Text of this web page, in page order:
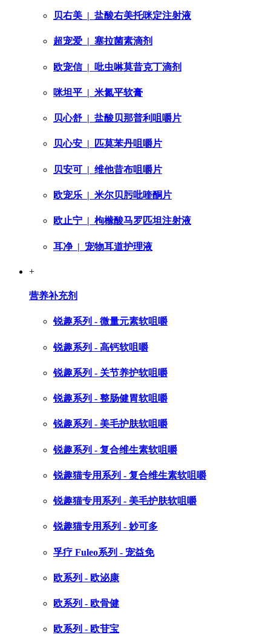
贝右美 | 盐酸右美托咪定注射液
超宠爱 | 塞拉菌素滴剂
欧宠信| 吡虫啉莫昔克丁滴剂
咪坦平 | 米氮平软膏
贝心舒 | 盐酸贝那普利咀嚼片
贝心安 | 匹莫苯丹咀嚼片
贝安可 | 维他昔布咀嚼片
欧宠乐 | 米尔贝肟吡喹酮片
欧止宁 | 枸橼酸马罗匹坦注射液
耳净| 宠物耳道护理液
+
营养补充剂
锐趣系列 - 微量元素软咀嚼
锐趣系列 - 高钙软咀嚼
锐趣系列 - 关节养护软咀嚼
锐趣系列 - 整肠健胃软咀嚼
锐趣系列 - 美毛护肤软咀嚼
锐趣系列 - 复合维生素软咀嚼
锐趣猫专用系列 - 复合维生素软咀嚼
锐趣猫专用系列 - 美毛护肤软咀嚼
锐趣猫专用系列 - 妙可多
孚疗 Fuleo系列 - 宠益免
欧系列 - 欧泌康
欧系列 - 欧骨健
欧系列 - 欧苷宝